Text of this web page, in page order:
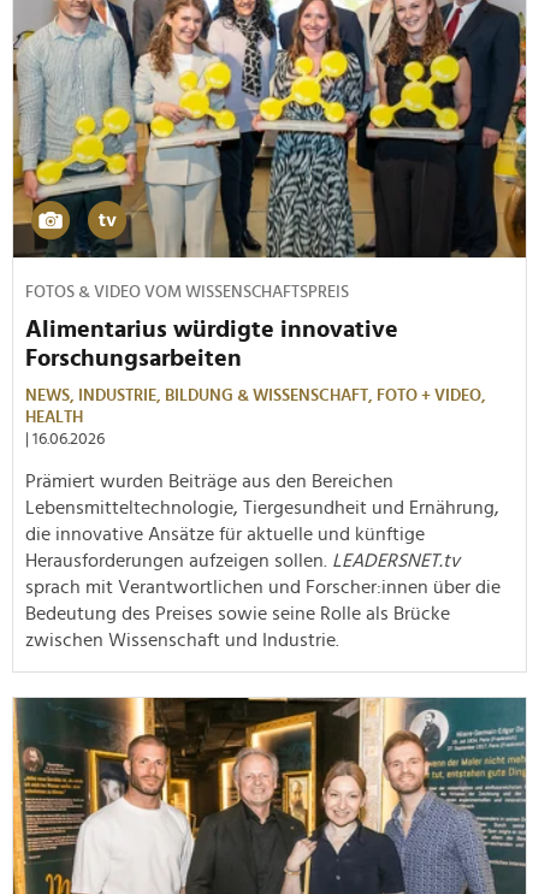
FOTOS & VIDEO VOM WISSENSCHAFTSPREIS
Alimentarius würdigte innovative
Forschungsarbeiten
NEWS, INDUSTRIE, BILDUNG & WISSENSCHAFT,
FOTO + VIDEO,
HEALTH
| 16.06.2026
Prämiert wurden Beiträge aus den Bereichen
Lebensmitteltechnologie, Tiergesundheit und Ernährung,
die innovative Ansätze für aktuelle und künftige
Herausforderungen aufzeigen sollen. LEADERSNET.tv
sprach mit Verantwortlichen und Forscher:innen über die
Bedeutung des Preises sowie seine Rolle als Brücke
zwischen Wissenschaft und Industrie.